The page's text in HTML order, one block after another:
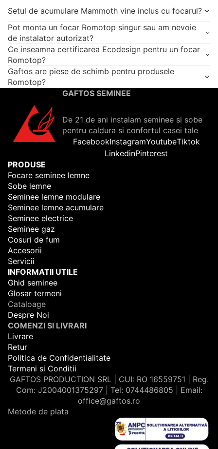
Setul de acumulare Mammoth vine inclus cu focarul?
Pot monta un focar Romotop singur sau am nevoie
de instalator autorizat?
Ce inseamna certificarea Ecodesign pentru un focar
Romotop?
Gaftos are piese de schimb pentru produsele
Romotop?
GAFTOS SEMINEE
De 21 de ani instalam seminee si sobe
pentru caldura si confortul casei tale
FacebookInstagramYoutubeTiktok
LinkedinPinterest
PRODUSE
Focare seminee lemne
Sobe lemne
Seminee lemne modulare
Seminee lemne acumulare
Seminee electrice
Seminee gaz
Cosuri de fum
Accesorii
Servicii
INFORMATII UTILE
Ghid seminee
Glosar termeni
Cataloage
Despre Noi
COMENZI SI LIVRARI
Livrare
Retur
Politica de Confidentialitate
Termeni si Conditii
GAFTOS PRODUCTION SRL | CUI: RO 16559751 | Reg.
Com: J2004001375297 | Tel: 0744486805 | Email:
office@gaftos.ro
Metode de plata